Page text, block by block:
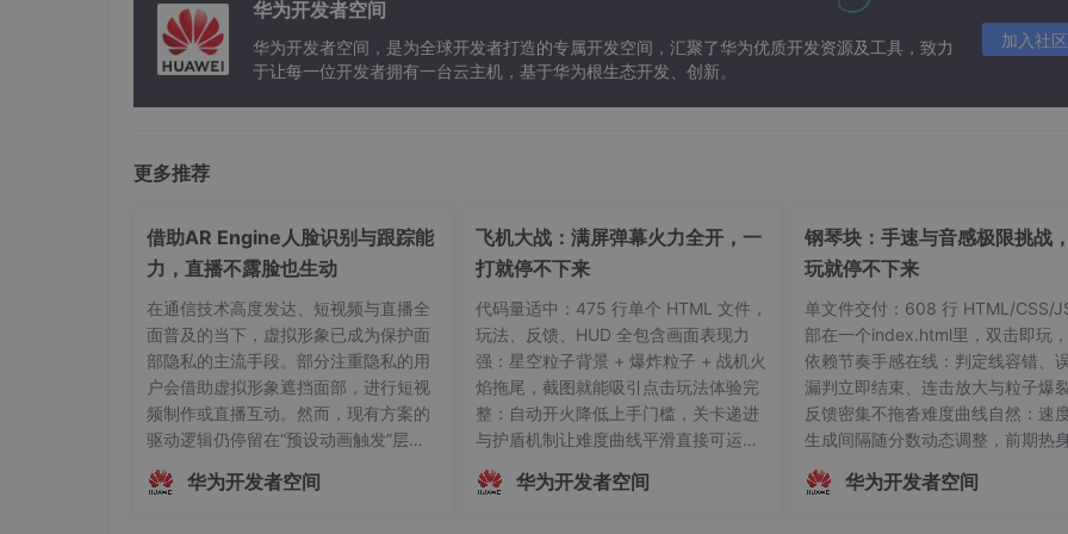
华为开发者空间
华为开发者空间，是为全球开发者打造的专属开发空间，汇聚了华为优质开发资源及工具，致力
于让每一位开发者拥有一台云主机，基于华为根生态开发、创新。
加入社区
更多推荐
借助AR Engine人脸识别与跟踪能
力，直播不露脸也生动
在通信技术高度发达、短视频与直播全
面普及的当下，虚拟形象已成为保护面
部隐私的主流手段。部分注重隐私的用
户会借助虚拟形象遮挡面部，进行短视
频制作或直播互动。然而，现有方案的
驱动逻辑仍停留在“预设动画触发”层
面，主播的真实动作、姿态变化及情绪
起伏无法被实时解析与映射。这种遮挡
华为开发者空间
飞机大战：满屏弹幕火力全开，一
打就停不下来
代码量适中：475 行单个 HTML 文件，
玩法、反馈、HUD 全包含画面表现力
强：星空粒子背景 + 爆炸粒子 + 战机火
焰拖尾，截图就能吸引点击玩法体验完
整：自动开火降低上手门槛，关卡递进
与护盾机制让难度曲线平滑直接可运
行：双击index.html即玩，无任何构建
依赖从贴需求到能玩的飞机大战，码道
华为开发者空间
钢琴块：手速与音感极限挑战
玩就停不下来
单文件交付：608 行 HTML/CSS/
部在一个index.html里，双击即玩
依赖节奏手感在线：判定线容错、
漏判立即结束、连击放大与粒子爆
反馈密集不拖沓难度曲线自然：速
生成间隔随分数动态调整，前期热
后期上头多端适配：鼠标、触屏、键
三种操作方式全覆盖，localStorage
华为开发者空间